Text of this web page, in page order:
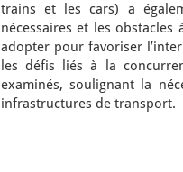
trains et les cars) a
nécessaires et les
adopter pour favoriser
les défis liés à la
examinés, soulignant la
infrastructures de transport.